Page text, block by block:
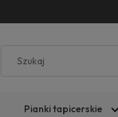
Pianki tapicerskie